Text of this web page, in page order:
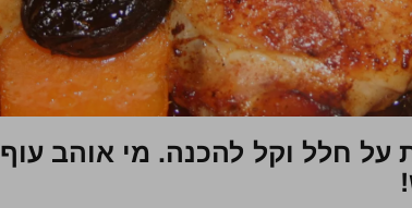
על חלל וקל להכנה. מי אוהב עוף